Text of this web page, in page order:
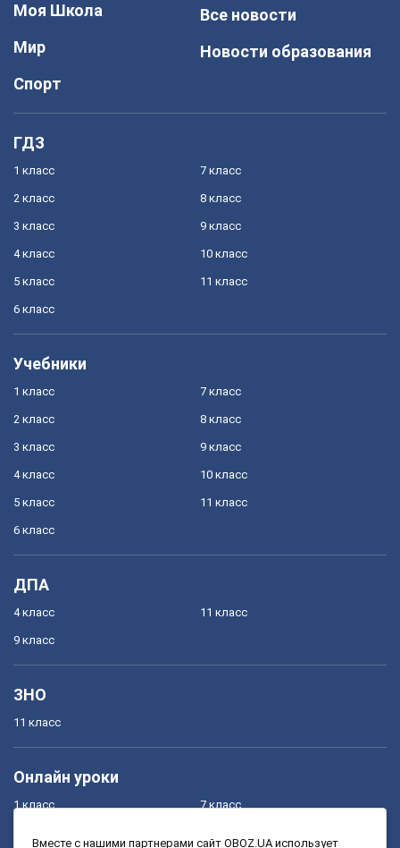
Моя Школа
Мир
Спорт
Все новости
Новости образования
ГДЗ
1 класс
2 класс
3 класс
4 класс
5 класс
6 класс
7 класс
8 класс
9 класс
10 класс
11 класс
Учебники
1 класс
2 класс
3 класс
4 класс
5 класс
6 класс
7 класс
8 класс
9 класс
10 класс
11 класс
ДПА
4 класс
9 класс
11 класс
ЗНО
11 класс
Онлайн уроки
1 класс 7 класс
Вместе с нашими партнерами сайт OBOZ.UA использует